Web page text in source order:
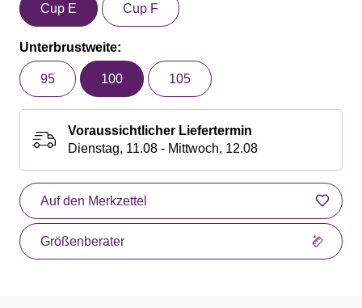
Cup E Cup F
Unterbrustweite:
95 100 105
Voraussichtlicher Liefertermin
Dienstag, 11.08 - Mittwoch, 12.08
Auf den Merkzettel
Größenberater